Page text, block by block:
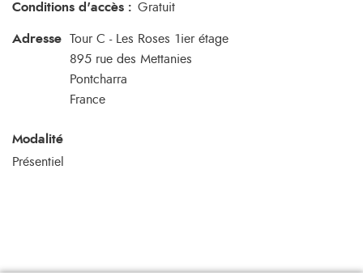
Conditions d'accès : Gratuit
Adresse
Tour C - Les Roses 1ier étage
895 rue des Mettanies
Pontcharra
France
Modalité
Présentiel